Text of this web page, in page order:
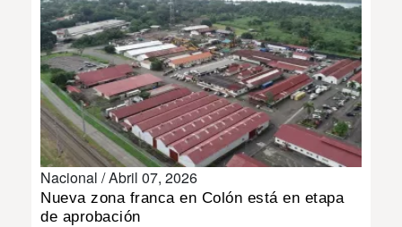
NACIONAL
POLÍTICA
SHOW
DEPORTES
Nacional /Abril 07, 2026
Nueva zona franca en Colón está en etapa
de aprobación